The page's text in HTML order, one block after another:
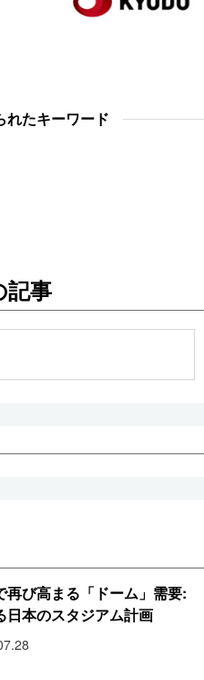
れたキーワード
記事
再び高まる「ドーム」需要:
日本のスタジアム計画